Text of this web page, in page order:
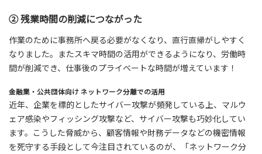
② 残業時間の削減につながった
作業のために事務所へ戻る必要がなくなり、直行直帰がしやすく
なりました。またスキマ時間の活用ができるようになり、労働時
間が削減でき、仕事後のプライベートな時間が増えています！
金融業・公共団体向け ネットワーク分離での活用
近年、企業を標的としたサイバー攻撃が頻発している上、マルウ
ェア感染やフィッシング攻撃など、サイバー攻撃も巧妙化してい
ます。こうした脅威から、顧客情報や財務データなどの機密情報
を死守する手段として今注目されているのが、「ネットワーク分